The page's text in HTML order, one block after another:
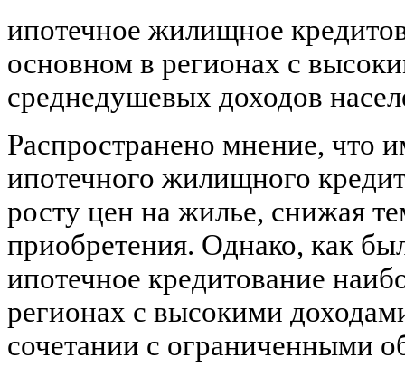
ипотечное жилищное
основном в регионах с
среднедушевых доходов
Распространено мнение, что
ипотечного жилищного
росту цен на жилье, снижая
приобретения. Однако, как
ипотечное кредитование
регионах с высокими
сочетании с ограниченными